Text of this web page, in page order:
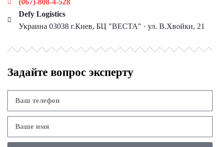
(067)-808-4-528
Defy Logistics
Украина 03038 г.Киев, БЦ "ВЕСТА" · ул. В.Хвойки, 21
Задайте вопрос эксперту